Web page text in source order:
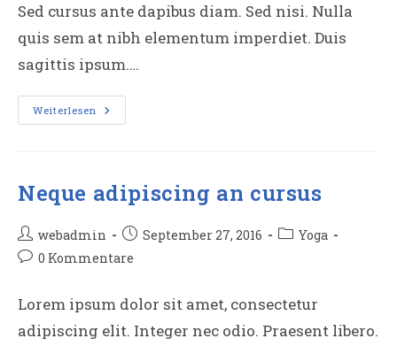
Sed cursus ante dapibus diam. Sed nisi. Nulla
quis sem at nibh elementum imperdiet. Duis
sagittis ipsum.…
Weiterlesen Praesent
Libro
Neque adipiscing an cursus
Beitrags-
Autor:
webadmin
Beitrag
veröffentlicht:
September 27, 2016
Beitrags-
Yoga
Beitrags-
0 Kommentare
Lorem ipsum dolor sit amet, consectetur
adipiscing elit. Integer nec odio. Praesent libero.